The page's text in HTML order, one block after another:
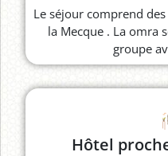
Le séjour comprend
la Mecque . La omra
groupe
Hôtel